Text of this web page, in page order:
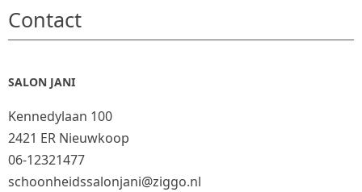
Contact
SALON JANI
Kennedylaan 100
2421 ER Nieuwkoop
06-12321477
schoonheidssalonjani@ziggo.nl